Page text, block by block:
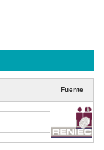
Fuente